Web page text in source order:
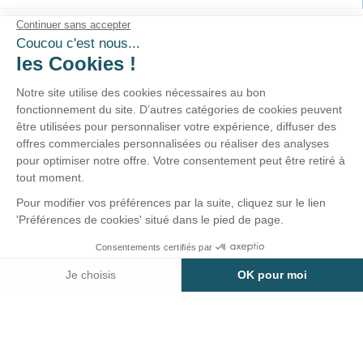
Service clients
02-40-45-25-96
Prix d'un appel local
Du lundi au vendredi
10h00-12h30 / 15h00-18h30
© 2026 - Tralala-Fetes.fr - Réalisé par MyWebShop